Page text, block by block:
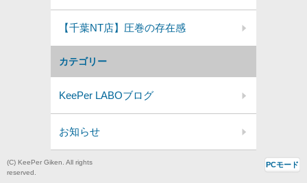
カテゴリー
KeePer LABOブログ
お知らせ
【千葉NT店】圧巻の存在感
(C) KeePer Giken. All rights
reserved.
PCモード